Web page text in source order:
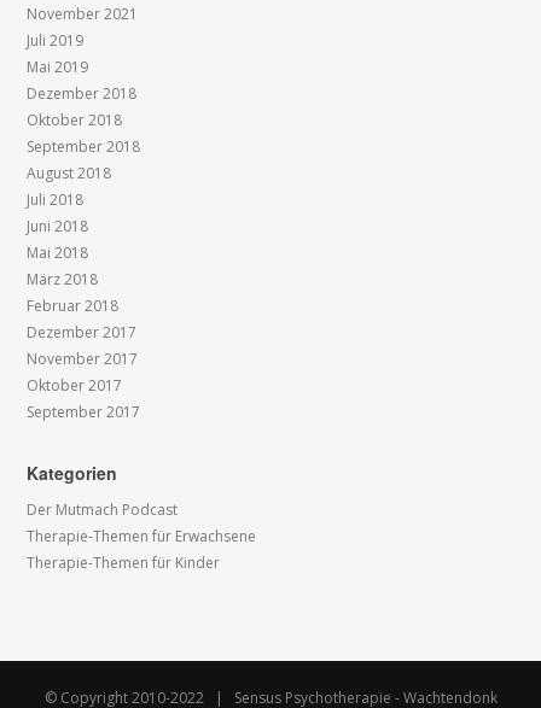
November 2021
Juli 2019
Mai 2019
Dezember 2018
Oktober 2018
September 2018
August 2018
Juli 2018
Juni 2018
Mai 2018
März 2018
Februar 2018
Dezember 2017
November 2017
Oktober 2017
September 2017
Kategorien
Der Mutmach Podcast
Therapie-Themen für Erwachsene
Therapie-Themen für Kinder
© Copyright 2010-2022 | Sensus Psychotherapie - Wachtendonk